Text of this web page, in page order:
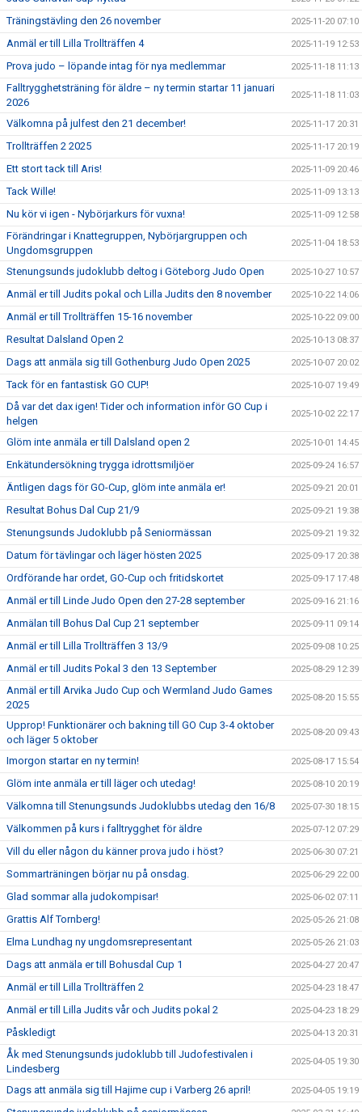
Träningstävling den 26 november 2025-11-20 07:10
Anmäl er till Lilla Trollträffen 4 2025-11-19 12:53
Prova judo – löpande intag för nya medlemmar 2025-11-18 11:13
Falltrygghetsträning för äldre – ny termin startar 11 januari
2026
2025-11-18 11:03
Välkomna på julfest den 21 december! 2025-11-17 20:31
Trollträffen 2 2025 2025-11-17 20:19
Ett stort tack till Aris! 2025-11-09 20:46
Tack Wille! 2025-11-09 13:13
Nu kör vi igen - Nybörjarkurs för vuxna! 2025-11-09 12:58
Förändringar i Knattegruppen, Nybörjargruppen och
Ungdomsgruppen
2025-11-04 18:53
Stenungsunds judoklubb deltog i Göteborg Judo Open 2025-10-27 10:57
Anmäl er till Judits pokal och Lilla Judits den 8 november 2025-10-22 14:06
Anmäl er till Trollträffen 15-16 november 2025-10-22 09:00
Resultat Dalsland Open 2 2025-10-13 08:37
Dags att anmäla sig till Gothenburg Judo Open 2025 2025-10-07 20:02
Tack för en fantastisk GO CUP! 2025-10-07 19:49
Då var det dax igen! Tider och information inför GO Cup i
helgen
2025-10-02 22:17
Glöm inte anmäla er till Dalsland open 2 2025-10-01 14:45
Enkätundersökning trygga idrottsmiljöer 2025-09-24 16:57
Äntligen dags för GO-Cup, glöm inte anmäla er! 2025-09-21 20:01
Resultat Bohus Dal Cup 21/9 2025-09-21 19:38
Stenungsunds Judoklubb på Seniormässan 2025-09-21 19:32
Datum för tävlingar och läger hösten 2025 2025-09-17 20:38
Ordförande har ordet, GO-Cup och fritidskortet 2025-09-17 17:48
Anmäl er till Linde Judo Open den 27-28 september 2025-09-16 21:16
Anmälan till Bohus Dal Cup 21 september 2025-09-11 09:14
Anmäl er till Lilla Trollträffen 3 13/9 2025-09-08 10:25
Anmäl er till Judits Pokal 3 den 13 September 2025-08-29 12:39
Anmäl er till Arvika Judo Cup och Wermland Judo Games
2025
2025-08-20 15:55
Upprop! Funktionärer och bakning till GO Cup 3-4 oktober
och läger 5 oktober
2025-08-20 09:43
Imorgon startar en ny termin! 2025-08-17 15:54
Glöm inte anmäla er till läger och utedag! 2025-08-10 20:19
Välkomna till Stenungsunds Judoklubbs utedag den 16/8 2025-07-30 18:15
Välkommen på kurs i falltrygghet för äldre 2025-07-12 07:29
Vill du eller någon du känner prova judo i höst? 2025-06-30 07:21
Sommarträningen börjar nu på onsdag. 2025-06-29 22:00
Glad sommar alla judokompisar! 2025-06-02 07:11
Grattis Alf Tornberg! 2025-05-26 21:08
Elma Lundhag ny ungdomsrepresentant 2025-05-26 21:03
Dags att anmäla er till Bohusdal Cup 1 2025-04-27 20:47
Anmäl er till Lilla Trollträffen 2 2025-04-23 18:47
Anmäl er till Lilla Judits vår och Judits pokal 2 2025-04-23 18:29
Påskledigt 2025-04-13 20:31
Åk med Stenungsunds judoklubb till Judofestivalen i
Lindesberg
2025-04-05 19:30
Dags att anmäla sig till Hajime cup i Varberg 26 april! 2025-04-05 19:19